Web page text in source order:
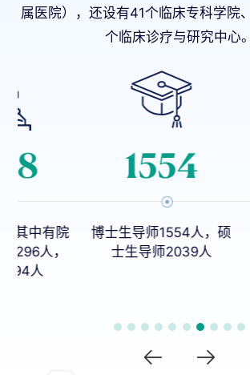
属医院），还设有41个临床专科学院
个临床诊疗与研究中心。
1383
博士生导师1554人，硕
士生导师2039人
本科